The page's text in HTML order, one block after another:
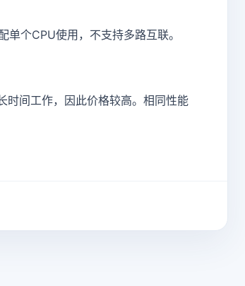
个CPU使用，不支持多路互联。
时间工作，因此价格较高。相同性能